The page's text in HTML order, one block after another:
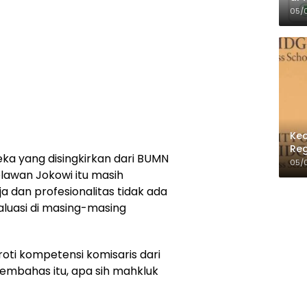
yang disingkirkan dari BUMN
Jokowi itu masih
dan profesionalitas tidak ada
di masing-masing
kompetensi komisaris dari
itu, apa sih mahkluk
05/
05/